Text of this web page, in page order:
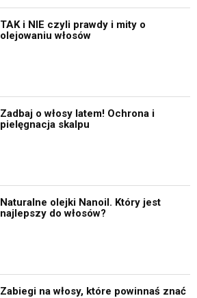
TAK i NIE czyli prawdy i mity o
olejowaniu włosów
Zadbaj o włosy latem! Ochrona i
pielęgnacja skalpu
Naturalne olejki Nanoil. Który jest
najlepszy do włosów?
Zabiegi na włosy, które powinnaś znać